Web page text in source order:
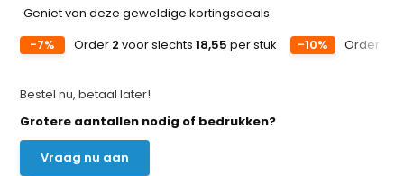
Geniet van deze geweldige kortingsdeals
-7%
Order 2 voor slechts18,55 per stuk -10% Order
Bestel nu, betaal later!
Grotere aantallen nodig of bedrukken?
Vraag nu aan